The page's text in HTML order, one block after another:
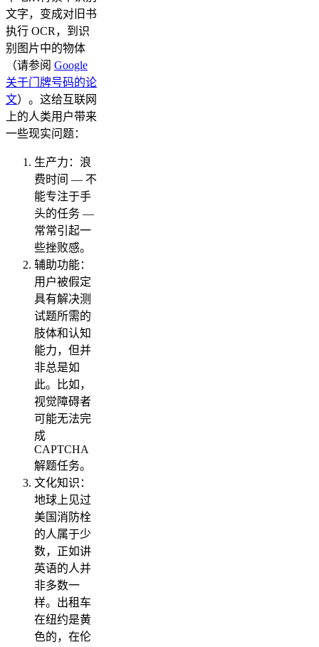
文字，变成对旧书
执行 OCR，到识
别图片中的物体
（请参阅 Google
关于门牌号码的论
文）。这给互联网
上的人类用户带来
一些现实问题：
生产力：浪
费时间 — 不
能专注于手
头的任务 —
常常引起一
些挫败感。
辅助功能：
用户被假定
具有解决测
试题所需的
肢体和认知
能力，但并
非总是如
此。比如，
视觉障碍者
可能无法完
成
CAPTCHA
解题任务。
文化知识：
地球上见过
美国消防栓
的人属于少
数，正如讲
英语的人并
非多数一
样。出租车
在纽约是黄
色的，在伦